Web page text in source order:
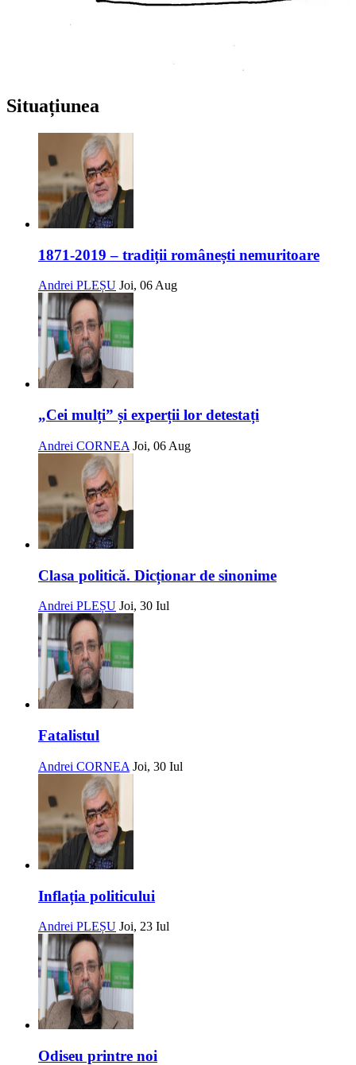
Situațiunea
1871-2019 – tradiții românești nemuritoare
Andrei PLEȘU Joi, 06 Aug
„Cei mulți” și experții lor detestați
Andrei CORNEA Joi, 06 Aug
Clasa politică. Dicționar de sinonime
Andrei PLEȘU Joi, 30 Iul
Fatalistul
Andrei CORNEA Joi, 30 Iul
Inflația politicului
Andrei PLEȘU Joi, 23 Iul
Odiseu printre noi